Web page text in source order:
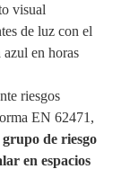
visual
de luz con el
en horas
riesgos
EN 62471,
grupo de riesgo
en espacios